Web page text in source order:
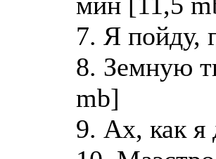
7. Я пойду,
8. Земную
mb]
9. Ах, как